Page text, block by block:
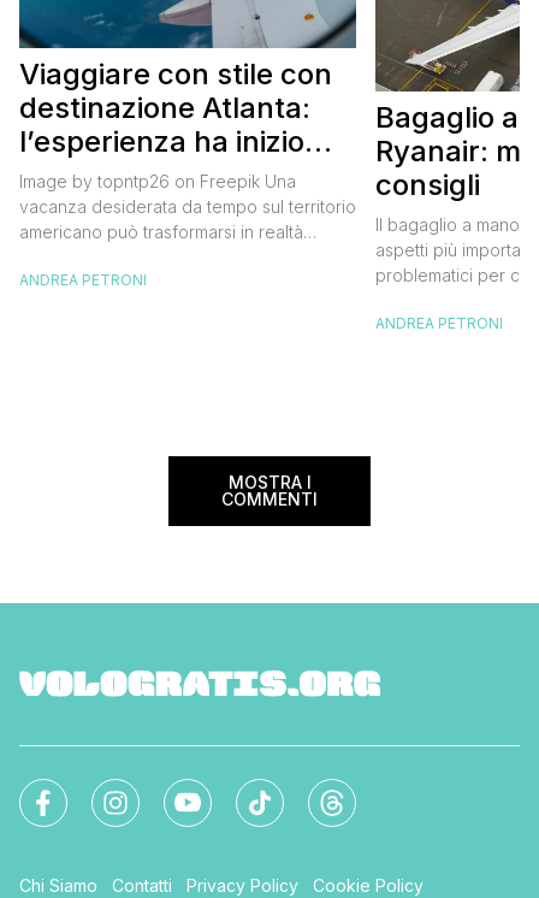
Viaggiare con stile con
destinazione Atlanta:
l’esperienza ha inizio
con un volo Air France
Image by topntp26 on Freepik Una
vacanza desiderata da tempo sul territorio
americano può trasformarsi in realtà
France. Tale realtà, fondata nel 1933, ha
ANDREA PETRONI
Bagaglio a
Ryanair:
consigli
Il bagaglio a mano
aspetti più
problematici per chi
bagaglio cambiano
ANDREA PETRONI
MOSTRA I
COMMENTI
Chi Siamo Contatti Privacy Policy Cookie Policy